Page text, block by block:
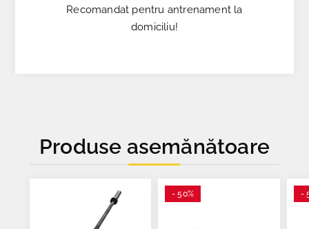
Recomandat pentru antrenament la
domiciliu!
Produse asemănătoare
- 50% -